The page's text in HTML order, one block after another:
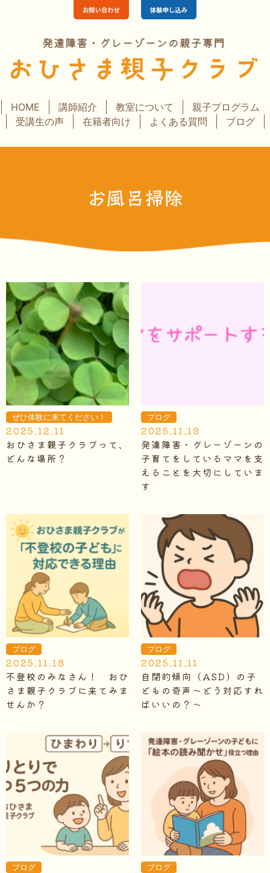
HOME 講師紹介 教室について
親子プログラム
受講生の声
在籍者向け よくある質問 ブログ
お風呂掃除
ぜひ体験に来てください！
2025.12.11
おひさま親子クラブって、
どんな場所？
ブログ
2025.11.19
発達障害・グレーゾーンの
子育てをしているママを支
えることを大切にしていま
す
ブログ
2025.11.18
不登校のみなさん！ おひ
さま親子クラブに来てみま
せんか？
ブログ
2025.11.11
自閉的傾向（ASD）の子
どもの奇声～どう対応すれ
ばいいの？～
ブログ ブログ